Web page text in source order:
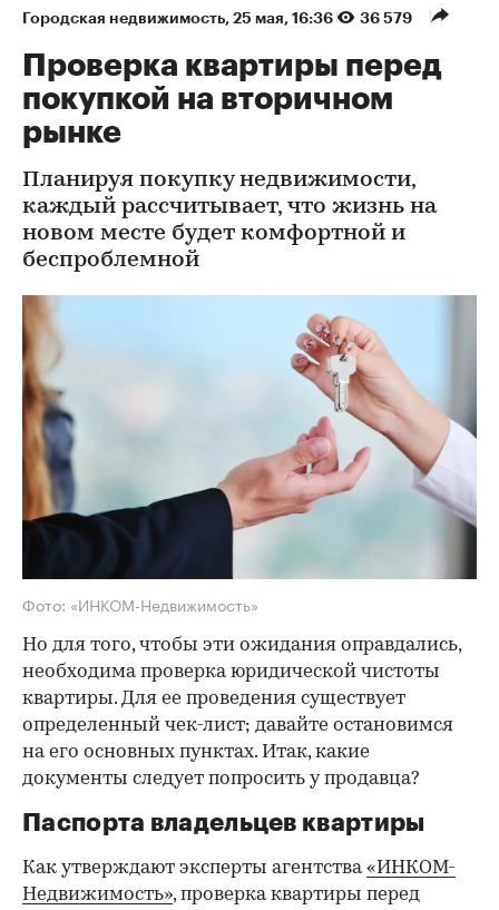
Городская недвижимость⁠, 25 мая, 16:36 36 579
Проверка квартиры перед
покупкой на вторичном
рынке
Планируя покупку недвижимости,
каждый рассчитывает, что жизнь на
новом месте будет комфортной и
беспроблемной
Фото: «ИНКОМ-Недвижимость»
Но для того, чтобы эти ожидания оправдались,
необходима проверка юридической чистоты
квартиры. Для ее проведения существует
определенный чек-лист; давайте остановимся
на его основных пунктах. Итак, какие
документы следует попросить у продавца?
Паспорта владельцев квартиры
Как утверждают эксперты агентства«ИНКОМ-
Недвижимость», проверка квартиры перед